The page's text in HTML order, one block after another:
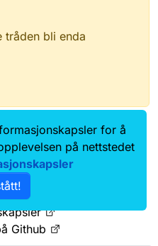
tråden bli enda
Kontakt oss
Github
for å
på nettstedet